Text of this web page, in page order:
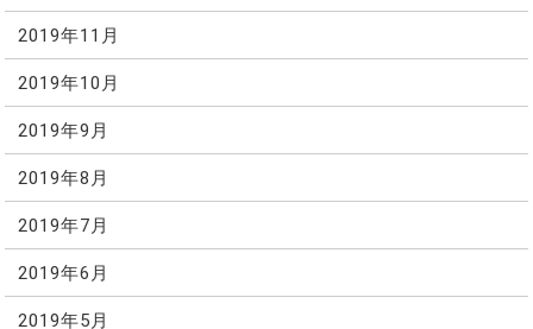
2019年11月
2019年10月
2019年9月
2019年8月
2019年7月
2019年6月
2019年5月